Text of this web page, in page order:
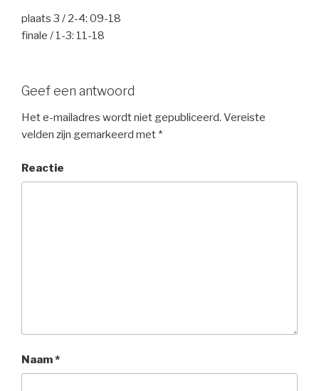
plaats 3 / 2-4: 09-18
finale / 1-3: 11-18
Geef een antwoord
Het e-mailadres wordt niet gepubliceerd. Vereiste
velden zijn gemarkeerd met *
Reactie
Naam*